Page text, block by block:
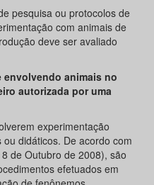
pesquisa ou protocolos de
com animais de
deve ser avaliado
envolvendo animais no
autorizada por uma
experimentação
didáticos. De acordo com
de Outubro de 2008), são
efetuados em